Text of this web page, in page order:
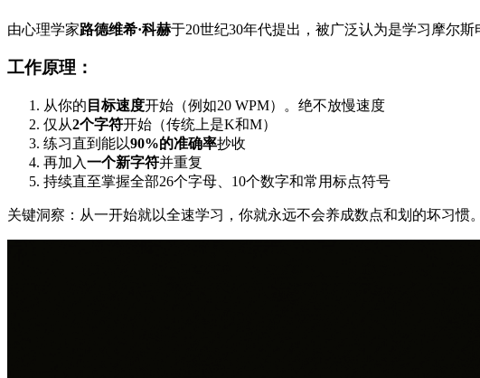
由心理学家路德维希·科赫于20世纪30年代提出，被广泛认为是学习摩尔斯
工作原理：
从你的 目标速度开始（例如20 WPM）。绝不放慢速度
仅从2个字符开始（传统上是K和M）
练习直到能以90%的准确率抄收
再加入一个新字符并重复
持续直至掌握全部26个字母、10个数字和常用标点符号
关键洞察：从一开始就以全速学习，你就永远不会养成数点和划的坏习惯。